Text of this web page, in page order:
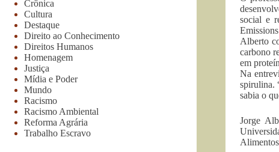
social e
Alberto
carbono
em
Na
spirulina.
sabia o
Jorge
Crônica
Cultura
Destaque
Direito ao Conhecimento
Direitos Humanos
Homenagem
Justiça
Mídia e Poder
Mundo
Racismo
Racismo Ambiental
Reforma Agrária
Trabalho Escravo